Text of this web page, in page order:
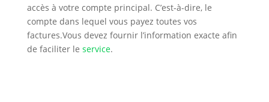
accès à votre compte principal. C’est-à-dire, le
compte dans lequel vous payez toutes vos
factures.Vous devez fournir l’information exacte afin
de faciliter le service.